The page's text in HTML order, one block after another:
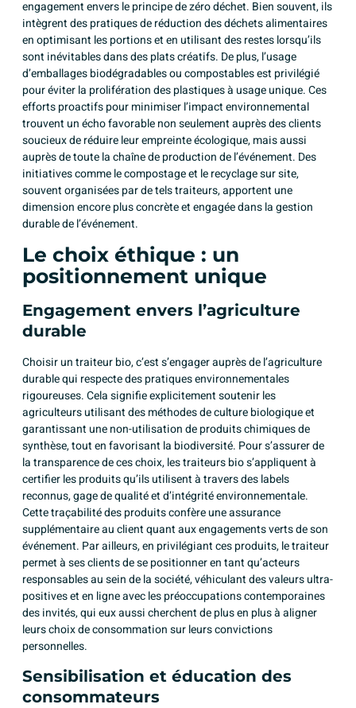
engagement envers le principe de zéro déchet. Bien souvent, ils
intègrent des pratiques de réduction des déchets alimentaires
en optimisant les portions et en utilisant des restes lorsqu’ils
sont inévitables dans des plats créatifs. De plus, l’usage
d’emballages biodégradables ou compostables est privilégié
pour éviter la prolifération des plastiques à usage unique. Ces
efforts proactifs pour minimiser l’impact environnemental
trouvent un écho favorable non seulement auprès des clients
soucieux de réduire leur empreinte écologique, mais aussi
auprès de toute la chaîne de production de l’événement. Des
initiatives comme le compostage et le recyclage sur site,
souvent organisées par de tels traiteurs, apportent une
dimension encore plus concrète et engagée dans la gestion
durable de l’événement.
Le choix éthique : un
positionnement unique
Engagement envers l’agriculture
durable
Choisir un traiteur bio, c’est s’engager auprès de l’agriculture
durable qui respecte des pratiques environnementales
rigoureuses. Cela signifie explicitement soutenir les
agriculteurs utilisant des méthodes de culture biologique et
garantissant une non-utilisation de produits chimiques de
synthèse, tout en favorisant la biodiversité. Pour s’assurer de
la transparence de ces choix, les traiteurs bio s’appliquent à
certifier les produits qu’ils utilisent à travers des labels
reconnus, gage de qualité et d’intégrité environnementale.
Cette traçabilité des produits confère une assurance
supplémentaire au client quant aux engagements verts de son
événement. Par ailleurs, en privilégiant ces produits, le traiteur
permet à ses clients de se positionner en tant qu’acteurs
responsables au sein de la société, véhiculant des valeurs ultra-
positives et en ligne avec les préoccupations contemporaines
des invités, qui eux aussi cherchent de plus en plus à aligner
leurs choix de consommation sur leurs convictions
personnelles.
Sensibilisation et éducation des
consommateurs